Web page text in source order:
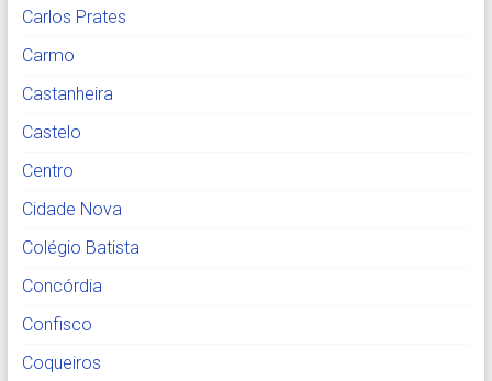
Carlos Prates
Carmo
Castanheira
Castelo
Centro
Cidade Nova
Colégio Batista
Concórdia
Confisco
Coqueiros